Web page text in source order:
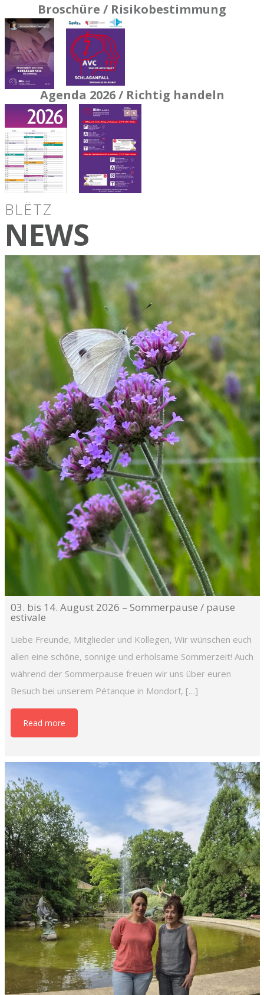
Broschüre / Risikobestimmung
Agenda 2026 / Richtig handeln
BLËTZ
NEWS
03. bis 14. August 2026 – Sommerpause / pause
estivale
Liebe Freunde, Mitglieder und Kollegen, Wir wünschen euch
allen eine schöne, sonnige und erholsame Sommerzeit! Auch
während der Sommerpause freuen wir uns über euren
Besuch bei unserem Pétanque in Mondorf, […]
Read more